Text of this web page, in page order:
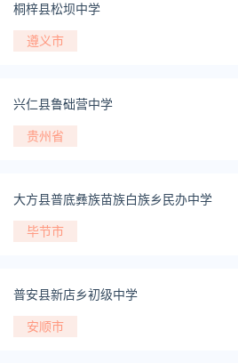
桐梓县松坝中学
遵义市
兴仁县鲁础营中学
贵州省
大方县普底彝族苗族白族乡民办中学
毕节市
普安县新店乡初级中学
安顺市